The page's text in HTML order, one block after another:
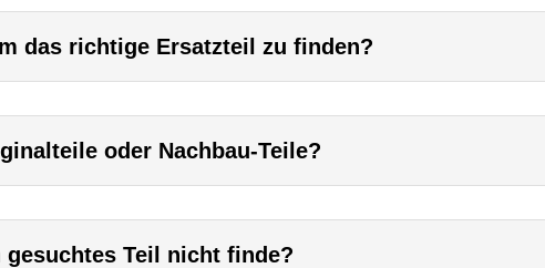
das richtige Ersatzteil zu finden?
oder Nachbau-Teile?
Teil nicht finde?